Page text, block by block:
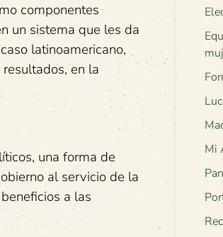
componentes
un sistema que les da
latinoamericano,
en la
una forma de
al servicio de la
a las
Mi